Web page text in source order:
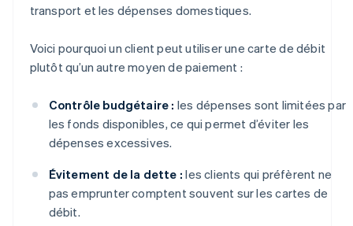
transport et les dépenses domestiques.
Voici pourquoi un client peut utiliser une carte de débit
plutôt qu’un autre moyen de paiement :
Contrôle budgétaire : les dépenses sont limitées par
les fonds disponibles, ce qui permet d’éviter les
dépenses excessives.
Évitement de la dette : les clients qui préfèrent ne
pas emprunter comptent souvent sur les cartes de
débit.